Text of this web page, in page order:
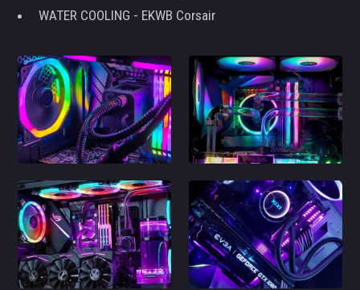
WATER COOLING - EKWB Corsair